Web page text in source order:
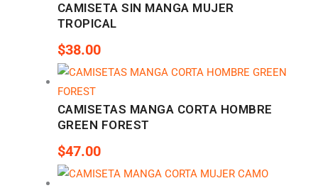
CAMISETA SIN MANGA MUJER
TROPICAL
$38.00
CAMISETAS MANGA CORTA HOMBRE
GREEN FOREST
$47.00